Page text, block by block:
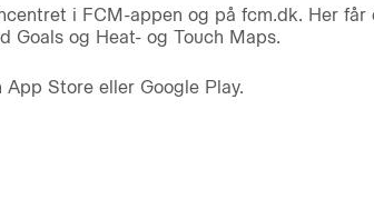
i FCM-appen og på fcm.dk. Her får
Goals og Heat- og Touch Maps.
Store eller Google Play.